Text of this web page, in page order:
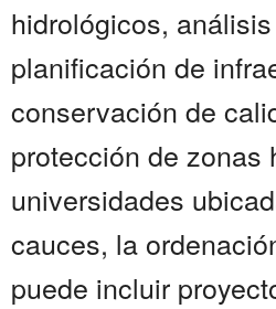
hidrológicos,
planificación de
conservación de
protección de zonas
universidades
cauces, la
puede incluir